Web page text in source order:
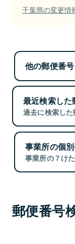
千葉県の変更情
他の郵便番
最近検索した
過去に検索した
事業所の個
事業所の７け
郵便番号